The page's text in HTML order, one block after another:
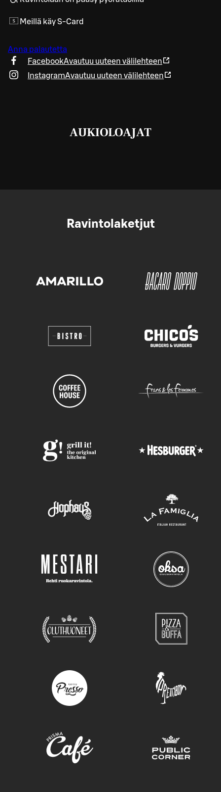
Meillä käy S-Card
Anna palautetta
FacebookAvautuu uuteen välilehteen
InstagramAvautuu uuteen välilehteen
AUKIOLOAJAT
Ravintolaketjut